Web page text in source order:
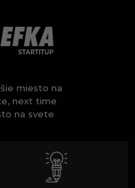
miesto na
next time
na svete